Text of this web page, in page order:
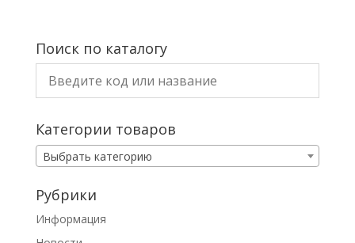
Поиск по каталогу
Категории товаров
Выбрать категорию
Рубрики
Информация